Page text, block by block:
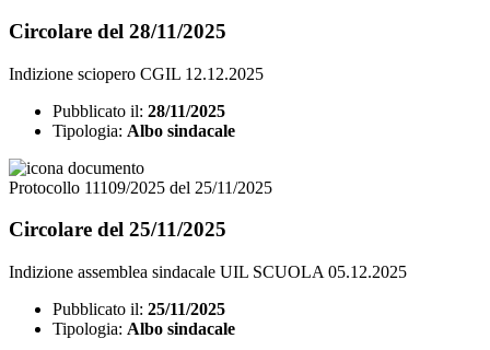
Circolare del 28/11/2025
Indizione sciopero CGIL 12.12.2025
Pubblicato il: 28/11/2025
Tipologia: Albo sindacale
Protocollo 11109/2025 del 25/11/2025
Circolare del 25/11/2025
Indizione assemblea sindacale UIL SCUOLA 05.12.2025
Pubblicato il: 25/11/2025
Tipologia: Albo sindacale